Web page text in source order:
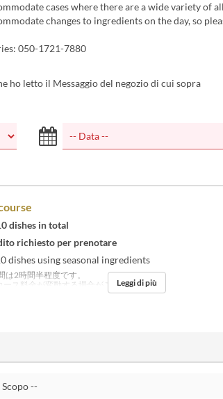
cases where there are a wide variety of
changes to ingredients on the day, so
050-1721-7880
ho letto il Messaggio del negozio di cui sopra
dishes in total
richiesto per prenotare
dishes using seasonal ingredients
は2時間半程度です。
ース料金が変動する場合がございます。
Leggi di più